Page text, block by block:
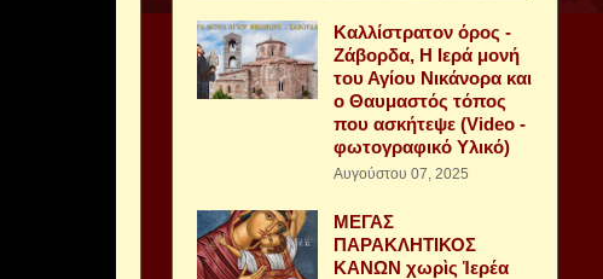
Καλλίστρατον όρος -
Ζάβορδα, Η Ιερά μονή
του Αγίου Νικάνορα και
ο Θαυμαστός τόπος
που ασκήτεψε (Video -
φωτογραφικό Υλικό)
Αυγούστου 07, 2025
ΜΕΓΑΣ
ΠΑΡΑΚΛΗΤΙΚΟΣ
ΚΑΝΩΝ χωρὶς Ἱερέα